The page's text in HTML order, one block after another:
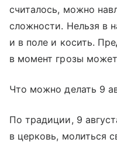
считалось, можно
сложности. Нельзя в
и в поле и косить.
в момент грозы
Что можно делать 9
По традиции, 9
в церковь, молиться